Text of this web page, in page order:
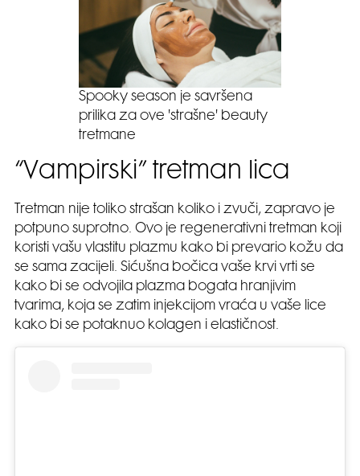
Spooky season je savršena
prilika za ove 'strašne' beauty
tretmane
“Vampirski” tretman lica
Tretman nije toliko strašan koliko i zvuči, zapravo je
potpuno suprotno. Ovo je regenerativni tretman koji
koristi vašu vlastitu plazmu kako bi prevario kožu da
se sama zacijeli. Sićušna bočica vaše krvi vrti se
kako bi se odvojila plazma bogata hranjivim
tvarima, koja se zatim injekcijom vraća u vaše lice
kako bi se potaknuo kolagen i elastičnost.